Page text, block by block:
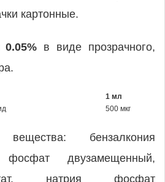
картонные.
в виде прозрачного,
1 мл
500 мкг
вещества: бензалкония
двузамещенный,
натрия фосфат